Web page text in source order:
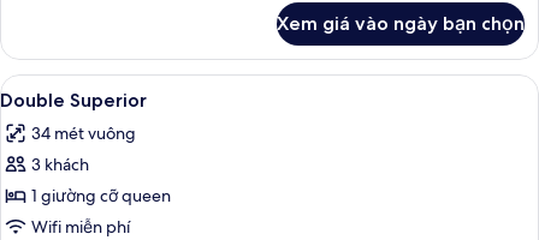
điển
Phòng
Suite
phong
cổ
điển
Xem giá vào ngày bạn chọn
Xem
tất
cả
ảnh
Double
Superior
Bộ đồ giường cao cấp, nệm cao su
2
Double Superior
34 mét vuông
3 khách
1 giường cỡ queen
Wifi miễn phí